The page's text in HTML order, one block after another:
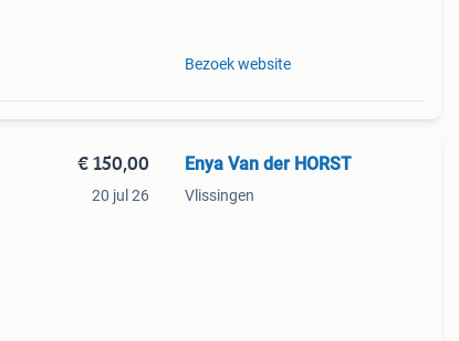
Bezoek website
€ 150,00
20 jul 26
Enya Van der HORST
Vlissingen